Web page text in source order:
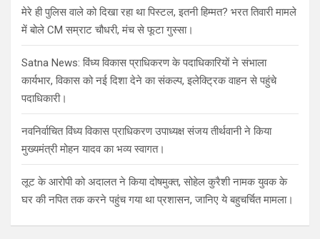
मेरे ही पुलिस वाले को दिखा रहा था पिस्टल, इतनी हिम्मत? भरत तिवारी मामले
में बोले CM सम्राट चौधरी, मंच से फूटा गुस्सा।
Satna News: विंध्य विकास प्राधिकरण के पदाधिकारियों ने संभाला
कार्यभार, विकास को नई दिशा देने का संकल्प, इलेक्ट्रिक वाहन से पहुंचे
पदाधिकारी।
नवनिर्वाचित विंध्य विकास प्राधिकरण उपाध्यक्ष संजय तीर्थवानी ने किया
मुख्यमंत्री मोहन यादव का भव्य स्वागत।
लूट के आरोपी को अदालत ने किया दोषमुक्त, सोहेल कुरैशी नामक युवक के
घर की नपित तक करने पहुंच गया था प्रशासन, जानिए ये बहुचर्चित मामला।